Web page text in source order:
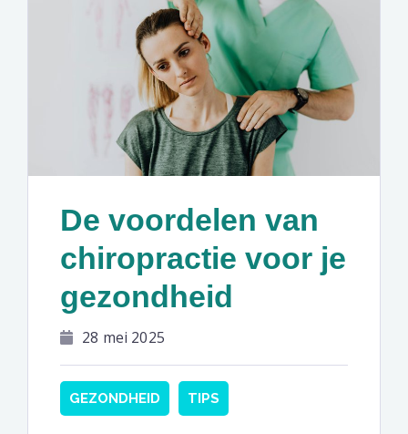
De voordelen van
chiropractie voor je
gezondheid
28 mei 2025
GEZONDHEID TIPS